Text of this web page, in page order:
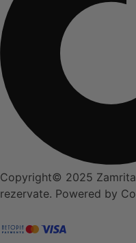
Copyright© 2025
rezervate. Powered by